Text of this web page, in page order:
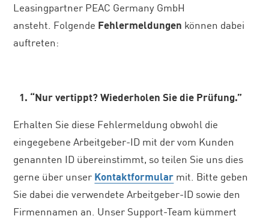
Leasingpartner PEAC Germany GmbH
ansteht. Folgende Fehlermeldungen können dabei
auftreten:
1. “Nur vertippt? Wiederholen Sie die Prüfung.”
Erhalten Sie diese Fehlermeldung obwohl die
eingegebene Arbeitgeber-ID mit der vom Kunden
genannten ID übereinstimmt, so teilen Sie uns dies
gerne über unser Kontaktformular mit. Bitte geben
Sie dabei die verwendete Arbeitgeber-ID sowie den
Firmennamen an. Unser Support-Team kümmert